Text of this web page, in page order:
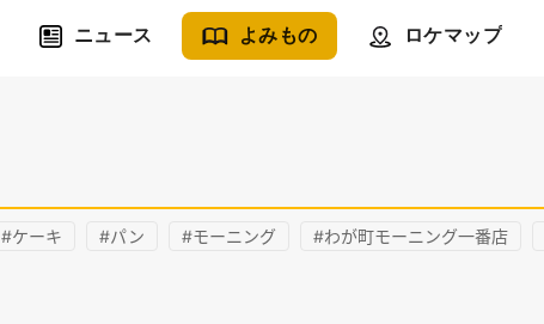
ニュース よみもの ロケマップ
#ケーキ #パン #モーニング #わが町モーニング一番店